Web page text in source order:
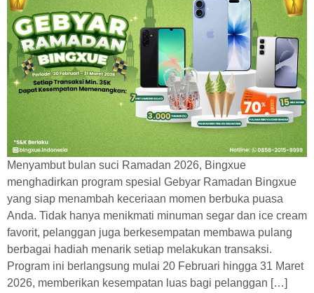
Menyambut bulan suci Ramadan 2026, Bingxue
menghadirkan program spesial Gebyar Ramadan Bingxue
yang siap menambah keceriaan momen berbuka puasa
Anda. Tidak hanya menikmati minuman segar dan ice cream
favorit, pelanggan juga berkesempatan membawa pulang
berbagai hadiah menarik setiap melakukan transaksi.
Program ini berlangsung mulai 20 Februari hingga 31 Maret
2026, memberikan kesempatan luas bagi pelanggan […]